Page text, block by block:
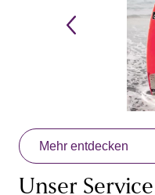
Mehr entdecken
Unser Service